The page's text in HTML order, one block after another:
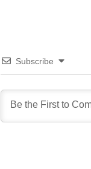
Subscribe